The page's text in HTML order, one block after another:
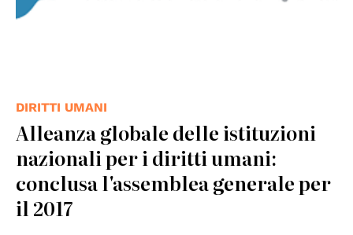
DIRITTI UMANI
Alleanza globale delle istituzioni
nazionali per i diritti umani:
conclusa l'assemblea generale per
il 2017